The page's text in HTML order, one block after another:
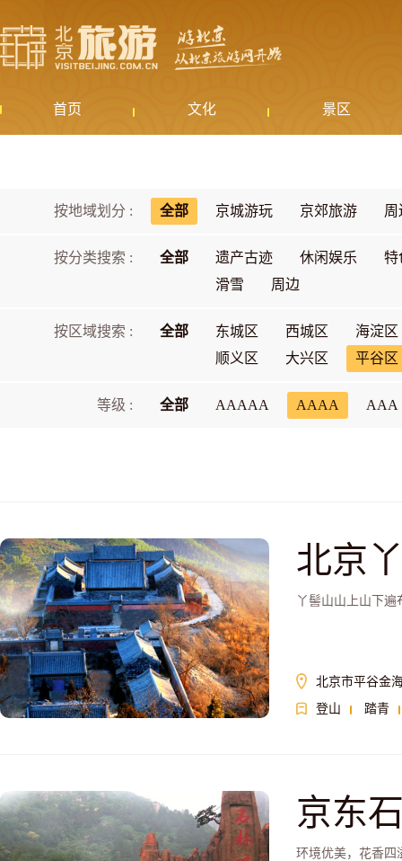
首页 文化 景区
按地域划分 : 全部 京城游玩 京郊旅游 周
按分类搜索 : 全部 遗产古迹 休闲娱乐
特
滑雪
周边
按区域搜索 : 全部 东城区 西城区
海淀区
顺义区
大兴区 平谷区
等级 : 全部 AAAAA AAAA AAA
北京
丫髻山山上山下
北京市平谷金
登山
踏青
京东
环境优美，花香四